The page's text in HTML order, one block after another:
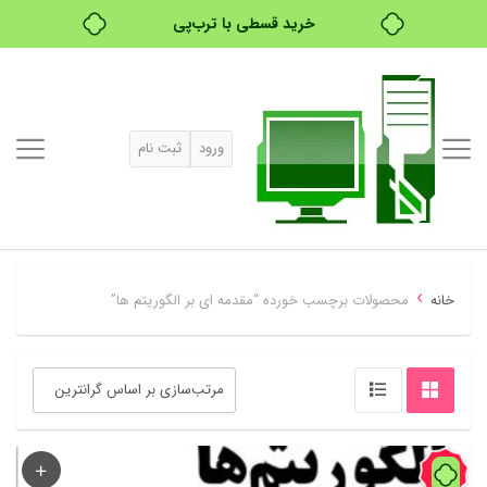
خرید قسطی با ترب‌پی
ورود ثبت نام
خانه › محصولات برچسب خورده “مقدمه ای بر الگوریتم ها”
60%